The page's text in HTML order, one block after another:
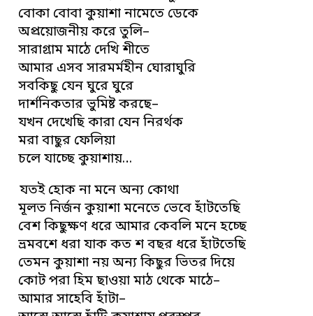
বোকা বোবা কুয়াশা নামেতে ডেকে
অপ্রয়োজনীয় করে তুলি–
সারাগ্রাম মাঠে দেখি শীতে
আমার এসব সারমর্মহীন ঘোরাঘুরি
সবকিছু যেন ঘুরে ঘুরে
দার্শনিকতার ভুমিষ্ট করছে–
যখন দেখেছি কারা যেন নিরর্থক
মরা বাছুর ফেলিয়া
চলে যাচ্ছে কুয়াশায়…
যতই হোক না মনে অন্য কোথা
মূলত নির্জন কুয়াশা মনেতে ভেবে হাঁটতেছি
বেশ কিছুক্ষণ ধরে আমার কেবলি মনে হচ্ছে
ভ্রমবশে ধরা যাক কত শ বছর ধরে হাঁটতেছি
তেমন কুয়াশা নয় অন্য কিছুর ভিতর দিয়ে
কোট পরা হিম ছাওয়া মাঠ থেকে মাঠে–
আমার সাহেবি হাঁটা–